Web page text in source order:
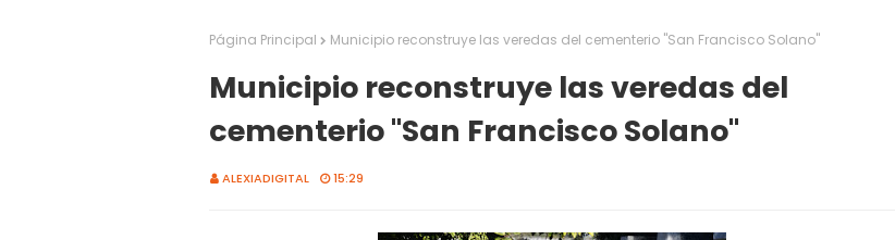
Página Principal Municipio reconstruye las veredas del cementerio "San Francisco Solano"
Municipio reconstruye las veredas del
cementerio "San Francisco Solano"
ALEXIADIGITAL 15:29